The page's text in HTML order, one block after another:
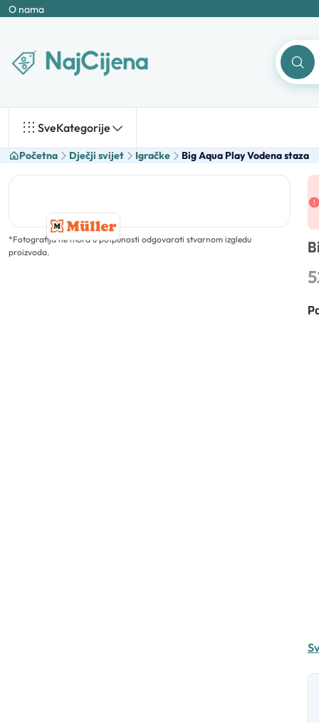
O nama
SveKategorije
Početna Dječji svijet Igračke Big Aqua Play Vodena staza
*Fotografija ne mora u potpunosti odgovarati stvarnom izgledu
proizvoda.